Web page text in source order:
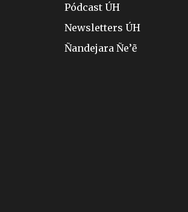
Pódcast ÚH
Newsletters ÚH
Ñandejara Ñe’ẽ